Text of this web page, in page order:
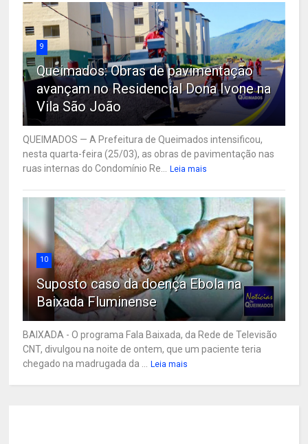
9
Queimados: Obras de pavimentação
avançam no Residencial Dona Ivone na
Vila São João
QUEIMADOS — A Prefeitura de Queimados intensificou,
nesta quarta-feira (25/03), as obras de pavimentação nas
ruas internas do Condomínio Re...
Leia mais
10
Suposto caso da doença Ebola na
Baixada Fluminense
BAIXADA - O programa Fala Baixada, da Rede de Televisão
CNT, divulgou na noite de ontem, que um paciente teria
chegado na madrugada da ...
Leia mais